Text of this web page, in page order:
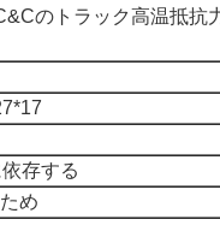
のトラック高温抵抗
存する
め